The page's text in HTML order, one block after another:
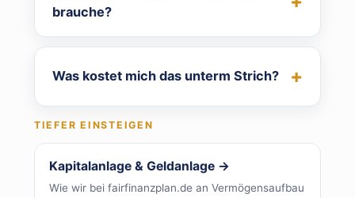
brauche?
Was kostet mich das unterm Strich?
TIEFER EINSTEIGEN
Kapitalanlage & Geldanlage →
Wie wir bei fairfinanzplan.de an Vermögensaufbau